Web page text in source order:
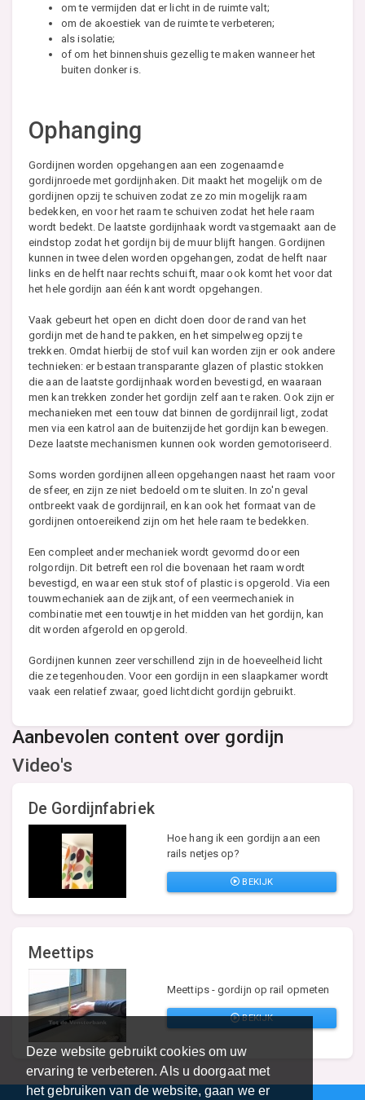
Deze website gebruikt cookies om uw
ervaring te verbeteren. Als u doorgaat met
het gebruiken van de website, gaan we er
om te vermijden dat er licht in de ruimte valt;
om de akoestiek van de ruimte te verbeteren;
als isolatie;
of om het binnenshuis gezellig te maken wanneer het
buiten donker is.
Ophanging
Gordijnen worden opgehangen aan een zogenaamde
gordijnroede met gordijnhaken. Dit maakt het mogelijk om de
gordijnen opzij te schuiven zodat ze zo min mogelijk raam
bedekken, en voor het raam te schuiven zodat het hele raam
wordt bedekt. De laatste gordijnhaak wordt vastgemaakt aan de
eindstop zodat het gordijn bij de muur blijft hangen. Gordijnen
kunnen in twee delen worden opgehangen, zodat de helft naar
links en de helft naar rechts schuift, maar ook komt het voor dat
het hele gordijn aan één kant wordt opgehangen.
Vaak gebeurt het open en dicht doen door de rand van het
gordijn met de hand te pakken, en het simpelweg opzij te
trekken. Omdat hierbij de stof vuil kan worden zijn er ook andere
technieken: er bestaan transparante glazen of plastic stokken
die aan de laatste gordijnhaak worden bevestigd, en waaraan
men kan trekken zonder het gordijn zelf aan te raken. Ook zijn er
mechanieken met een touw dat binnen de gordijnrail ligt, zodat
men via een katrol aan de buitenzijde het gordijn kan bewegen.
Deze laatste mechanismen kunnen ook worden gemotoriseerd.
Soms worden gordijnen alleen opgehangen naast het raam voor
de sfeer, en zijn ze niet bedoeld om te sluiten. In zo'n geval
ontbreekt vaak de gordijnrail, en kan ook het formaat van de
gordijnen ontoereikend zijn om het hele raam te bedekken.
Een compleet ander mechaniek wordt gevormd door een
rolgordijn. Dit betreft een rol die bovenaan het raam wordt
bevestigd, en waar een stuk stof of plastic is opgerold. Via een
touwmechaniek aan de zijkant, of een veermechaniek in
combinatie met een touwtje in het midden van het gordijn, kan
dit worden afgerold en opgerold.
Gordijnen kunnen zeer verschillend zijn in de hoeveelheid licht
die ze tegenhouden. Voor een gordijn in een slaapkamer wordt
vaak een relatief zwaar, goed lichtdicht gordijn gebruikt.
Aanbevolen content over gordijn
Video's
De Gordijnfabriek
Hoe hang ik een gordijn aan een
rails netjes op?
BEKIJK
Meettips
Meettips - gordijn op rail opmeten
BEKIJK